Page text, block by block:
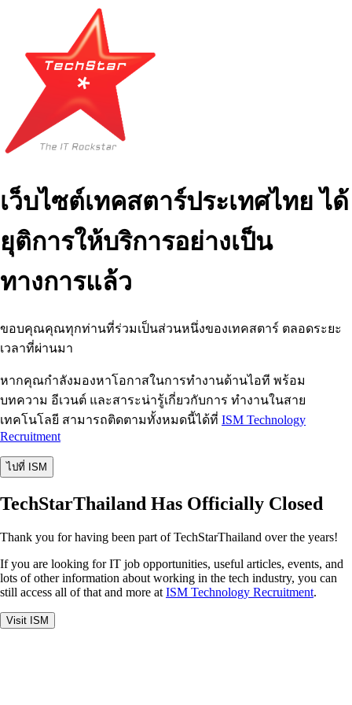
เว็บไซต์เทคสตาร์ประเทศไทย ได้
ยุติการให้บริการอย่างเป็น
ทางการแล้ว
ขอบคุณคุณทุกท่านที่ร่วมเป็นส่วนหนึ่งของเทคสตาร์ ตลอดระยะ
เวลาที่ผ่านมา
หากคุณกำลังมองหาโอกาสในการทำงานด้านไอที พร้อม
บทความ อีเวนต์ และสาระน่ารู้เกี่ยวกับการ ทำงานในสาย
เทคโนโลยี สามารถติดตามทั้งหมดนี้ได้ที่ ISM Technology
Recruitment
ไปที่ ISM
TechStarThailand Has Officially Closed
Thank you for having been part of TechStarThailand over the years!
If you are looking for IT job opportunities, useful articles, events, and
lots of other information about working in the tech industry, you can
still access all of that and more at ISM Technology Recruitment.
Visit ISM